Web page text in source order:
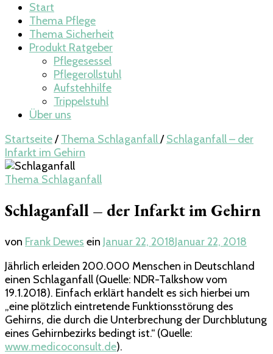
Start
Thema Pflege
Thema Sicherheit
Produkt Ratgeber
Pflegesessel
Pflegerollstuhl
Aufstehhilfe
Trippelstuhl
Über uns
Startseite/ Thema Schlaganfall/ Schlaganfall – der
Infarkt im Gehirn
Thema Schlaganfall
Schlaganfall – der Infarkt im Gehirn
von Frank Dewes ein Januar 22, 2018Januar 22, 2018
Jährlich erleiden 200.000 Menschen in Deutschland
einen Schlaganfall (Quelle: NDR-Talkshow vom
19.1.2018). Einfach erklärt handelt es sich hierbei um
„eine plötzlich eintretende Funktionsstörung des
Gehirns, die durch die Unterbrechung der Durchblutung
eines Gehirnbezirks bedingt ist.“ (Quelle:
www.medicoconsult.de).